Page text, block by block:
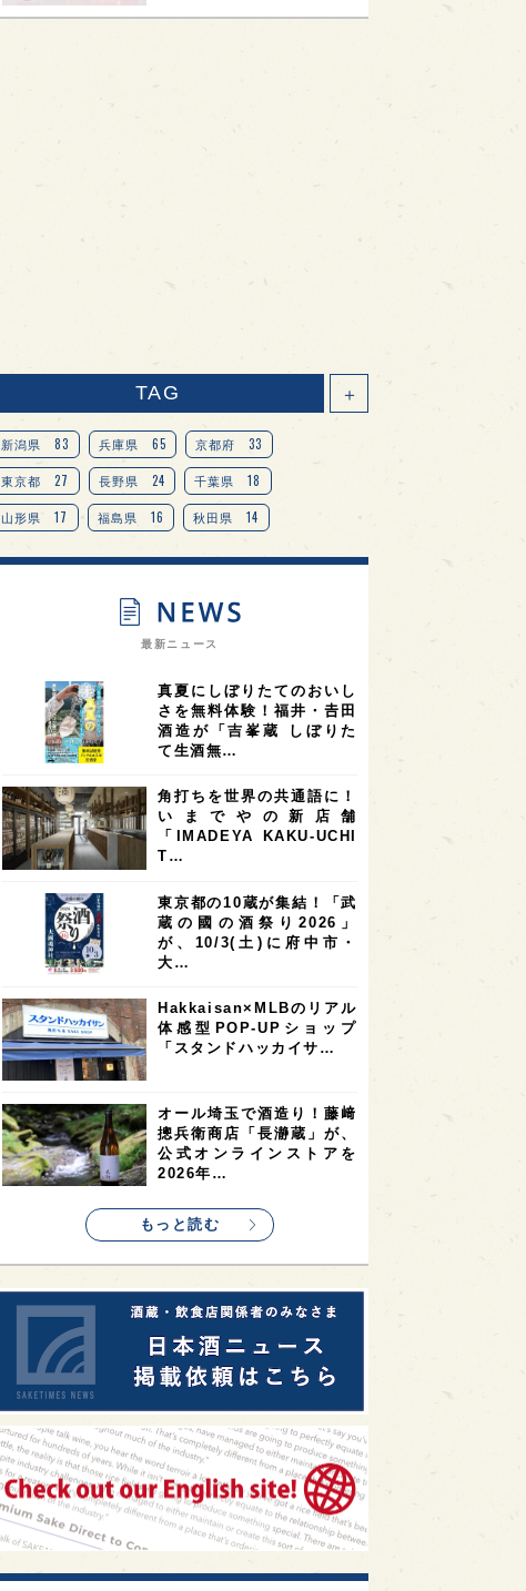
TAG ＋
新潟県 83 兵庫県 65 京都府 33
東京都 27 長野県 24 千葉県 18
山形県 17 福島県 16 秋田県 14
愛知県 14 宮城県 14 岐阜県 13
オピニオンリーダーの視点 9
7 奈良県 滋賀県 7 和歌山県 6
6 フランス 6 高知県 5 島根県 5
山口県 4 アメリカ 4 神奈川県 4
大分県 4 三重県 3 3 3
オーストラリア 台湾 2 アジア
SAKEの時代を生きる 1
全蔵めぐり 1 シンガポール 1 カナダ 1
1 熊本県 1
イギリス 1 ノルウェー 新宿区 1
歌舞伎町 1 沖縄県 1 鳥取県 1
saketimes_image_4 1
最新ニュース
真夏にしぼりたてのおいし
さを無料体験！福井・𠮷田
酒造が「吉峯蔵 しぼりた
て生酒無…
角打ちを世界の共通語に！
いまでやの新店舗
「IMADEYA KAKU-UCHI
T…
東京都の10蔵が集結！「武
蔵の國の酒祭り2026」
が、10/3(土)に府中市・
大…
Hakkaisan×MLBのリアル
体感型POP-UPショップ
「スタンドハッカイサ…
オール埼玉で酒造り！藤﨑
摠兵衛商店「長瀞蔵」が、
公式オンラインストアを
2026年…
もっと読む